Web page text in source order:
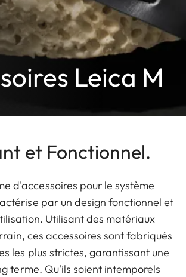
Leica M
et Fonctionnel.
d'accessoires pour le système
par un design fonctionnel et
Utilisant des matériaux
ces accessoires sont fabriqués
les plus strictes, garantissant une
terme. Qu'ils soient intemporels